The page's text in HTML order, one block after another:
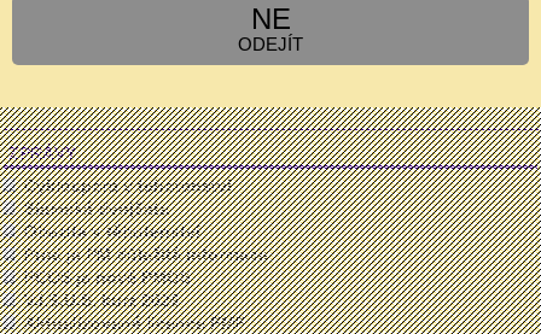
NE
ODEJÍT
ZPRÁVY
Cyklospora v tehotenstvi
Siamská dvojčata
Obezita v těhotenství
Proč je PM důležitá informace
PCOS je nově PMOS
V.I.S.U.S. kurz 2026
Aktualizované licence FMF
Výsledky|Ankety